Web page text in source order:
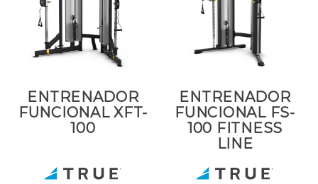
ENTRENADOR
FUNCIONAL XFT-
100
ENTRENADOR
FUNCIONAL FS-
100 FITNESS
LINE